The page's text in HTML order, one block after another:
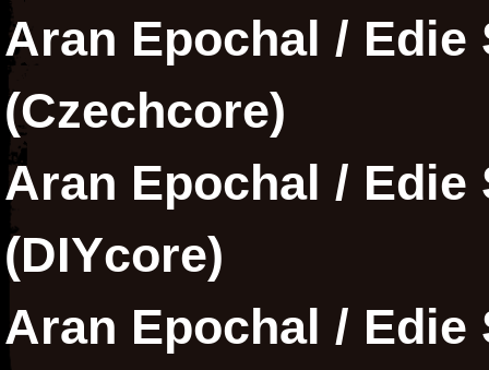
Aran Epochal /
(Czechcore)
Aran Epochal /
(DIYcore)
Aran Epochal /